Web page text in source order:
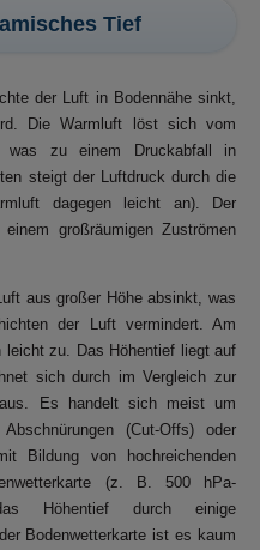
Tief
der Luft in Bodennähe sinkt,
Die Warmluft löst sich vom
was zu einem Druckabfall in
steigt der Luftdruck durch die
dagegen leicht an). Der
großräumigen Zuströmen
aus großer Höhe absinkt, was
der Luft vermindert. Am
leicht zu. Das Höhentief liegt auf
sich durch im Vergleich zur
aus. Es handelt sich meist um
(Cut-Offs) oder
Bildung von hochreichenden
(z. B. 500 hPa-
Höhentief durch einige
Bodenwetterkarte ist es kaum